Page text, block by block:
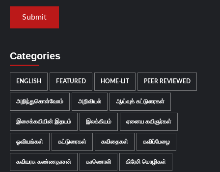
Categories
ENGLISH FEATURED HOME-LIT PEER REVIEWED
அறிந்துகொள்வோம் அறிவியல் ஆய்வுக் கட்டுரைகள்
இசைக்கவியின் இதயம் இலக்கியம் ஏனைய கவிஞர்கள்
ஓவியங்கள் கட்டுரைகள் கவிதைகள் கவிப்பேழை
கவியரசு கண்ணதாசன் காணொலி கிரேசி மொழிகள்